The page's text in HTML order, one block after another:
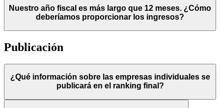
Nuestro año fiscal es más largo que 12 meses. ¿Cómo
deberíamos proporcionar los ingresos?
Publicación
¿Qué información sobre las empresas individuales se
publicará en el ranking final?